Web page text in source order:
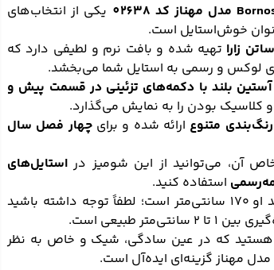
یکی از انتخاب‌های
خوش‌استایل است.
زارا تهیه شده و بافت نرم و لطیفی دارد که
لوکس و رسمی به استایل شما می‌بخشد.
آستین بلند با دکمه‌های تزئینی در قسمت پیش و
و کلاسیک بودن را به نمایش می‌گذارد.
رنگ‌بندی متنوع ارائه شده و برایچهار فصل سال
آن، می‌توانید از این شومیز در استایل‌های
استفاده کنید.
سایز مانکن ۴۰ و قد او ۱۷۰ سانتی‌متر است؛ لطفاً توجه داشته باشید
طبیعی است.
هستید که در عین سادگی، شیک و خاص به نظر
مهناز گزینه‌ای ایده‌آل است.